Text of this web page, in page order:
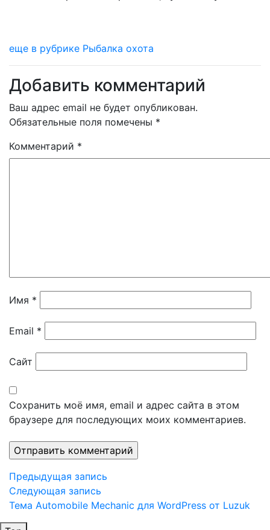
еще в рубрике Рыбалка охота
Добавить комментарий
Ваш адрес email не будет опубликован.
Обязательные поля помечены *
Комментарий *
Имя *
Email *
Сайт
Сохранить моё имя, email и адрес сайта в этом
браузере для последующих моих комментариев.
Навигация
по
Предыдущая
запись
Предыдущая запись
Следующая
запись
Следующая запись
Тема Automobile Mechanic для WordPress от Luzuk